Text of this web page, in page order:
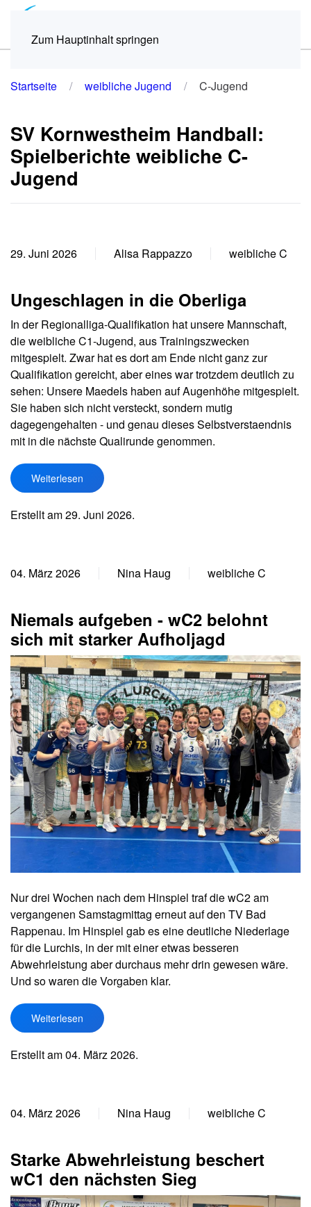
Zum Hauptinhalt springen
Startseite weibliche Jugend C-Jugend
SV Kornwestheim Handball:
Spielberichte weibliche C-
Jugend
29. Juni 2026 Alisa Rappazzo weibliche C
Ungeschlagen in die Oberliga
In der Regionalliga-Qualifikation hat unsere Mannschaft,
die weibliche C1-Jugend, aus Trainingszwecken
mitgespielt. Zwar hat es dort am Ende nicht ganz zur
Qualifikation gereicht, aber eines war trotzdem deutlich zu
sehen: Unsere Maedels haben auf Augenhöhe mitgespielt.
Sie haben sich nicht versteckt, sondern mutig
dagegengehalten - und genau dieses Selbstverstaendnis
mit in die nächste Qualirunde genommen.
Weiterlesen
Erstellt am29. Juni 2026.
04. März 2026 Nina Haug weibliche C
Niemals aufgeben - wC2 belohnt
sich mit starker Aufholjagd
Nur drei Wochen nach dem Hinspiel traf die wC2 am
vergangenen Samstagmittag erneut auf den TV Bad
Rappenau. Im Hinspiel gab es eine deutliche Niederlage
für die Lurchis, in der mit einer etwas besseren
Abwehrleistung aber durchaus mehr drin gewesen wäre.
Und so waren die Vorgaben klar.
Weiterlesen
Erstellt am04. März 2026.
04. März 2026 Nina Haug weibliche C
Starke Abwehrleistung beschert
wC1 den nächsten Sieg